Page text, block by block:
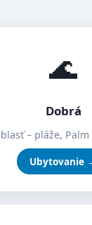
🌊
Dobrá
– pláže,
Ubytovanie